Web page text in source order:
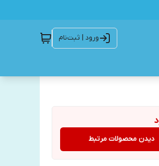
ورود | ثبت‌نام
دیدن محصولات مرتبط